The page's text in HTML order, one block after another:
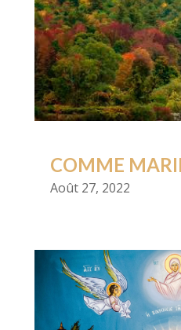
COMME
Août 27, 2022